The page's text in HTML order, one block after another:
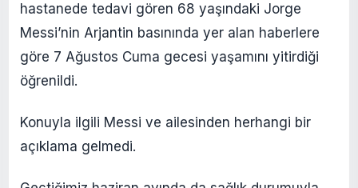
hastanede tedavi gören 68 yaşındaki Jorge
Messi’nin Arjantin basınında yer alan haberlere
göre 7 Ağustos Cuma gecesi yaşamını yitirdiği
öğrenildi.
Konuyla ilgili Messi ve ailesinden herhangi bir
açıklama gelmedi.